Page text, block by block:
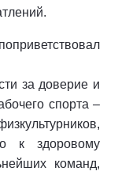
за доверие и
спорта –
к здоровому
команд,